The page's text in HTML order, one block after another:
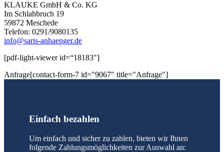
KLAUKE GmbH & Co. KG
Im Schlahbruch 19
59872 Meschede
Telefon: 0291/9080135
info@saris-anhaenger.de
[pdf-light-viewer id=“18183″]
Anfrage[contact-form-7 id="9067" title="Anfrage"]
Einfach bezahlen
Um einfach und sicher zu zahlen, bieten wir Ihnen
folgende Zahlungsmöglichkeiten zur Auswahl an: